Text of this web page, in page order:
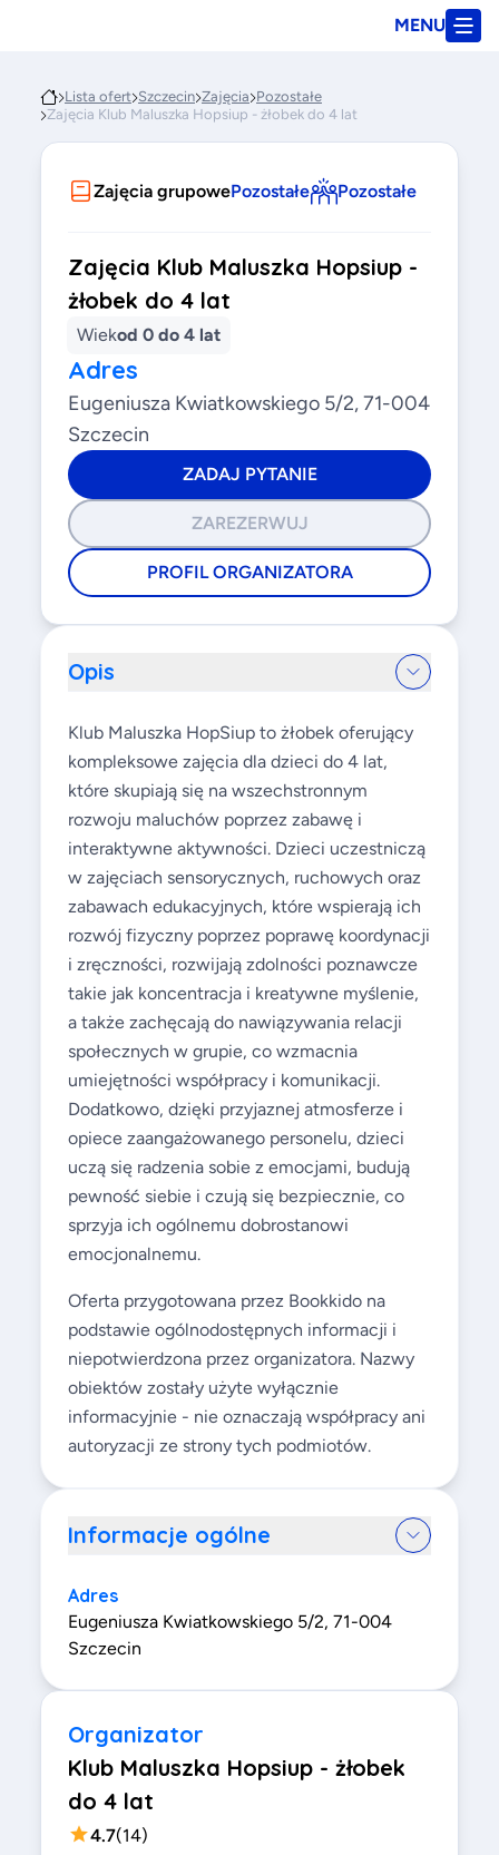
MENU
Lista ofert Szczecin Zajęcia Pozostałe
Zajęcia Klub Maluszka Hopsiup - żłobek do 4 lat
Zajęcia grupowePozostałe Pozostałe
Zajęcia Klub Maluszka Hopsiup -
żłobek do 4 lat
Wiekod 0 do 4 lat
Adres
Eugeniusza Kwiatkowskiego 5/2, 71-004
Szczecin
ZADAJ PYTANIE
ZAREZERWUJ
PROFIL ORGANIZATORA
Opis
Klub Maluszka HopSiup to żłobek oferujący
kompleksowe zajęcia dla dzieci do 4 lat,
które skupiają się na wszechstronnym
rozwoju maluchów poprzez zabawę i
interaktywne aktywności. Dzieci uczestniczą
w zajęciach sensorycznych, ruchowych oraz
zabawach edukacyjnych, które wspierają ich
rozwój fizyczny poprzez poprawę koordynacji
i zręczności, rozwijają zdolności poznawcze
takie jak koncentracja i kreatywne myślenie,
a także zachęcają do nawiązywania relacji
społecznych w grupie, co wzmacnia
umiejętności współpracy i komunikacji.
Dodatkowo, dzięki przyjaznej atmosferze i
opiece zaangażowanego personelu, dzieci
uczą się radzenia sobie z emocjami, budują
pewność siebie i czują się bezpiecznie, co
sprzyja ich ogólnemu dobrostanowi
emocjonalnemu.
Oferta przygotowana przez Bookkido na
podstawie ogólnodostępnych informacji i
niepotwierdzona przez organizatora. Nazwy
obiektów zostały użyte wyłącznie
informacyjnie - nie oznaczają współpracy ani
autoryzacji ze strony tych podmiotów.
Informacje ogólne
Adres
Eugeniusza Kwiatkowskiego 5/2, 71-004
Szczecin
Organizator
Klub Maluszka Hopsiup - żłobek
do 4 lat
4.7(14)